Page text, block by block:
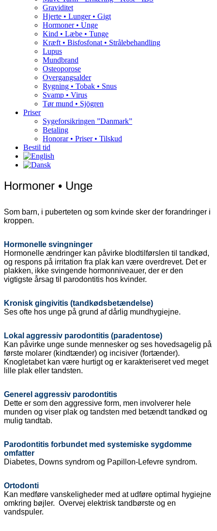
Graviditet
Hjerte • Lunger • Gigt
Hormoner • Unge
Kind • Læbe • Tunge
Kræft • Bisfosfonat • Strålebehandling
Lupus
Mundbrand
Osteoporose
Overgangsalder
Rygning • Tobak • Snus
Svamp • Virus
Tør mund • Sjögren
Priser
Sygeforsikringen ”Danmark”
Betaling
Honorar • Priser • Tilskud
Bestil tid
Hormoner • Unge
Som barn, i puberteten og som kvinde sker der forandringer i
kroppen.
Hormonelle svingninger
Hormonelle ændringer kan påvirke blodtilførslen til tandkød,
og respons på irritation fra plak kan være overdrevet. Det er
plakken, ikke svingende hormonniveauer, der er den
vigtigste årsag til parodontitis hos kvinder.
Kronisk gingivitis (tandkødsbetændelse)
Ses ofte hos unge på grund af dårlig mundhygiejne.
Lokal aggressiv parodontitis (paradentose)
Kan påvirke unge sunde mennesker og ses hovedsagelig på
første molarer (kindtænder) og incisiver (fortænder).
Knogletabet kan være hurtigt og er karakteriseret ved meget
lille plak eller tandsten.
Generel aggressiv parodontitis
Dette er som den aggressive form, men involverer hele
munden og viser plak og tandsten med betændt tandkød og
mulig tandtab.
Parodontitis forbundet med systemiske sygdomme
omfatter
Diabetes, Downs syndrom og Papillon-Lefevre syndrom.
Ortodonti
Kan medføre vanskeligheder med at udføre optimal hygiejne
omkring bøjler. Overvej elektrisk tandbørste og en
vandspuler.